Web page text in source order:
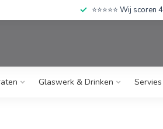
⭐⭐⭐⭐⭐ Wij
Glaswerk & Drinken Servies